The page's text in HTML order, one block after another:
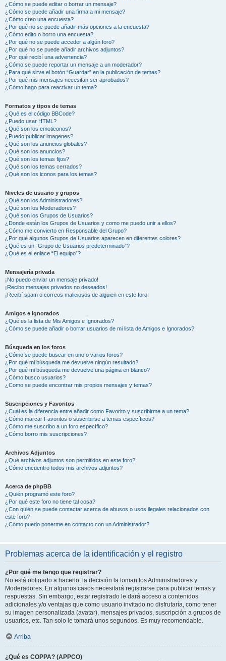
¿Cómo se puede editar o borrar un mensaje?
¿Cómo se puede añadir una firma a mi mensaje?
¿Cómo creo una encuesta?
¿Por qué no se puede añadir más opciones a la encuesta?
¿Cómo edito o borro una encuesta?
¿Por qué no se puede acceder a algún foro?
¿Por qué no se puede añadir archivos adjuntos?
¿Por qué recibí una advertencia?
¿Cómo se puede reportar un mensaje a un moderador?
¿Para qué sirve el botón “Guardar” en la publicación de temas?
¿Por qué mis mensajes necesitan ser aprobados?
¿Cómo hago para reactivar un tema?
Formatos y tipos de temas
¿Qué es el código BBCode?
¿Puedo usar HTML?
¿Qué son los emoticonos?
¿Puedo publicar imagenes?
¿Qué son los anuncios globales?
¿Qué son los anuncios?
¿Qué son los temas fijos?
¿Qué son los temas cerrados?
¿Qué son los iconos para los temas?
Niveles de usuario y grupos
¿Qué son los Administradores?
¿Qué son los Moderadores?
¿Qué son los Grupos de Usuarios?
¿Donde están los Grupos de Usuarios y como me puedo unir a ellos?
¿Cómo me convierto en Responsable del Grupo?
¿Por qué algunos Grupos de Usuarios aparecen en diferentes colores?
¿Qué es un “Grupo de Usuarios predeterminado”?
¿Qué es el enlace “El equipo”?
Mensajería privada
¡No puedo enviar un mensaje privado!
¡Recibo mensajes privados no deseados!
¡Recibí spam o correos maliciosos de alguien en este foro!
Amigos e Ignorados
¿Qué es la lista de Mis Amigos e Ignorados?
¿Cómo se puede añadir o borrar usuarios de mi lista de Amigos e Ignorados?
Búsqueda en los foros
¿Cómo se puede buscar en uno o varios foros?
¿Por qué mi búsqueda me devuelve ningún resultado?
¿Por qué mi búsqueda me devuelve una página en blanco?
¿Cómo busco usuarios?
¿Como se puede encontrar mis propios mensajes y temas?
Suscripciones y Favoritos
¿Cuál es la diferencia entre añadir como Favorito y suscribirme a un tema?
¿Cómo marcar Favoritos o suscribirse a temas específicos?
¿Cómo me suscribo a un foro específico?
¿Cómo borro mis suscripciones?
Archivos Adjuntos
¿Qué archivos adjuntos son permitidos en este foro?
¿Cómo encuentro todos mis archivos adjuntos?
Acerca de phpBB
¿Quién programó este foro?
¿Por qué este foro no tiene tal cosa?
¿Con quién se puede contactar acerca de abusos o usos ilegales relacionados con
este foro?
¿Cómo puedo ponerme en contacto con un Administrador?
Problemas acerca de la identificación y el registro
¿Por qué me tengo que registrar?
No está obligado a hacerlo, la decisión la toman los Administradores y
Moderadores. En algunos casos necesitará registrarse para publicar temas y
respuestas. Sin embargo, estar registrado le dará acceso a contenidos
adicionales y/o ventajas que como usuario invitado no disfrutaría, como tener
su imagen personalizada (avatar), mensajes privados, suscripción a grupos de
usuarios, etc. Tan solo le tomará unos segundos. Es muy recomendable.
Arriba
¿Qué es COPPA? (APPCO)